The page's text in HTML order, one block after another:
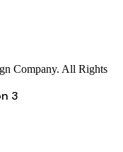
Company. All Rights
3